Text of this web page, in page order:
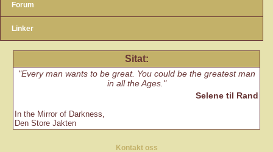
Forum
Linker
Sitat:
Every man wants to be great. You could be the greatest man
in all the Ages.
Selene til Rand
In the Mirror of Darkness,
Den Store Jakten
Kontakt oss